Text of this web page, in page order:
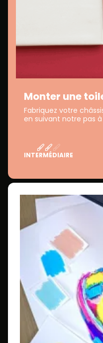
Monter une
Fabriquez votre
en suivant notre pas à
INTERMÉDIAIRE